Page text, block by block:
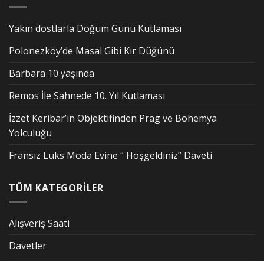
Yakın dostlarla Doğum Günü Kutlaması
Polonezköy’de Masal Gibi Kır Düğünü
Barbara 10 yaşında
Remos İle Sahnede 10. Yıl Kutlaması
İzzet Keribar’ın Objektifinden Prag ve Bohemya
Yolculuğu
Fransız Lüks Moda Evine “ Hoşgeldiniz” Daveti
TÜM KATEGORİLER
Alışveriş Saati
Davetler